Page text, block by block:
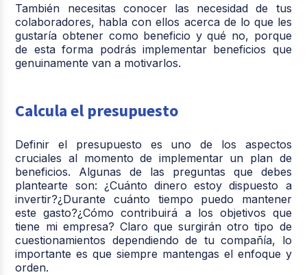
También necesitas conocer las necesidad de tus
colaboradores, habla con ellos acerca de lo que les
gustaría obtener como beneficio y qué no, porque
de esta forma podrás implementar beneficios que
genuinamente van a motivarlos.
Calcula el presupuesto
Definir el presupuesto es uno de los aspectos
cruciales al momento de implementar un plan de
beneficios. Algunas de las preguntas que debes
plantearte son: ¿Cuánto dinero estoy dispuesto a
invertir?¿Durante cuánto tiempo puedo mantener
este gasto?¿Cómo contribuirá a los objetivos que
tiene mi empresa? Claro que surgirán otro tipo de
cuestionamientos dependiendo de tu compañía, lo
importante es que siempre mantengas el enfoque y
orden.